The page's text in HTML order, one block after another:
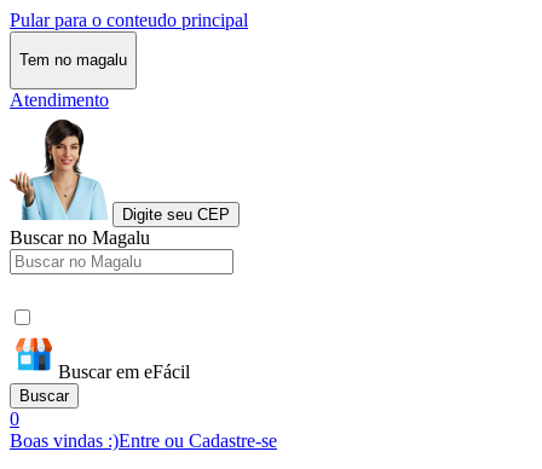
Pular para o conteudo principal
Tem no magalu
Atendimento
Digite seu CEP
Buscar no Magalu
Buscar em eFácil
Buscar
0
Boas vindas :)Entre ou Cadastre-se